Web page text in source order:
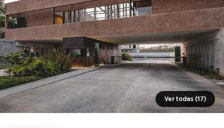
Ver todas (17)